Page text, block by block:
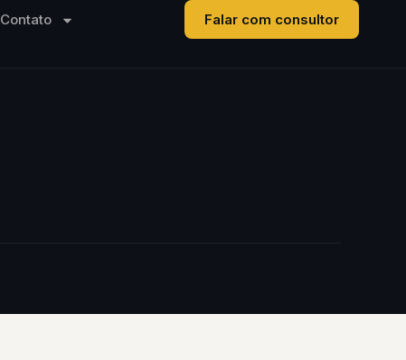
Contato Falar com consultor